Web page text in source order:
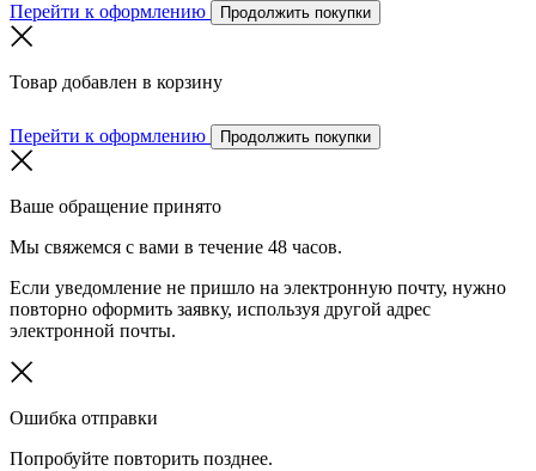
Перейти к оформлению Продолжить покупки
Товар добавлен в корзину
Перейти к оформлению Продолжить покупки
Ваше обращение принято
Мы свяжемся с вами в течение 48 часов.
Если уведомление не пришло на электронную почту, нужно
повторно оформить заявку, используя другой адрес
электронной почты.
Ошибка отправки
Попробуйте повторить позднее.